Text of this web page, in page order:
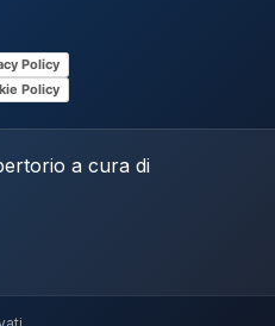
Policy
Policy
a cura di